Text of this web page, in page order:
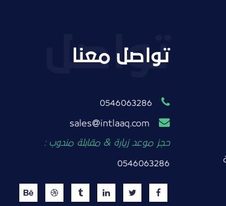
تواصل معنا
0546063286
intlaaq.com
حجز موعد زيارة & مقابلة مندوب :
0546063286